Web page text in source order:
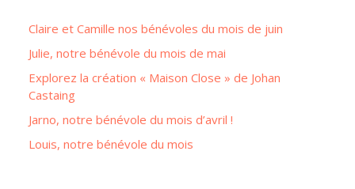
Claire et Camille nos bénévoles du mois de juin
Julie, notre bénévole du mois de mai
Explorez la création « Maison Close » de Johan
Castaing
Jarno, notre bénévole du mois d’avril !
Louis, notre bénévole du mois